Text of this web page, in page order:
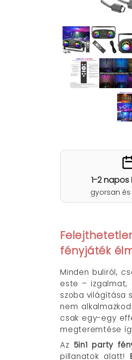
1-2 napos
gyorsan
fényjáték
Minden buliról,
este – izgalmat,
szoba világítása
nem
csak egy-egy
megteremtése
Az 5in1 party
pillanatok alatt!